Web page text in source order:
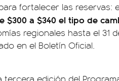
fortalecer las reservas:
$300 a $340 el tipo de
regionales hasta el 31
en el Boletín Oficial.
tercera edición del